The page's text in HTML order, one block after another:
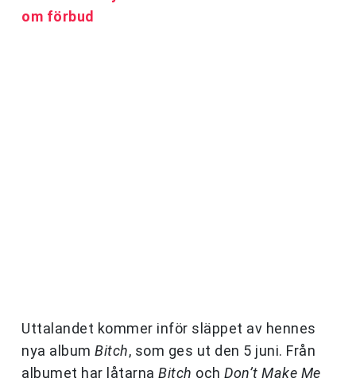
om förbud
Uttalandet kommer inför släppet av hennes
nya album Bitch, som ges ut den 5 juni. Från
albumet har låtarna Bitch och Don’t Make Me